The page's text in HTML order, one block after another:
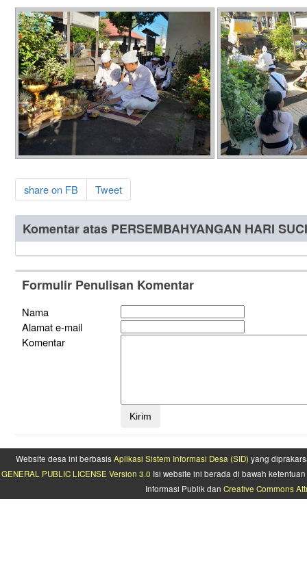
share on FB Tweet
Komentar atas PERSEMBAHYANGAN HARI
Formulir Penulisan Komentar
Nama
Alamat e-mail
Komentar
Website desa ini berbasisAplikasi Sistem Informasi Desa (SID) yang
GENERAL PUBLIC LICENSE Version 3.0 Isi website ini berada di bawah
Informasi Publik dan Creative Commons